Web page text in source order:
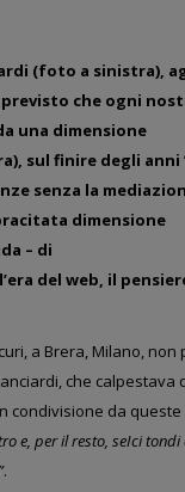
(foto a sinistra),
previsto che ogni
una dimensione
sul finire degli anni
senza la
dimensione
– di
del web, il
a Brera, Milano, non
che calpestava
condivisione da queste
e, per il resto, seIci tondi
.